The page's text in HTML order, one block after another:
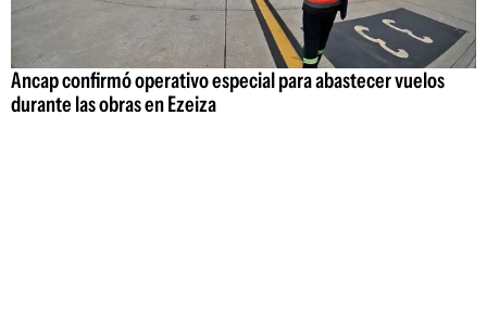
Ancap confirmó operativo especial para abastecer vuelos
durante las obras en Ezeiza